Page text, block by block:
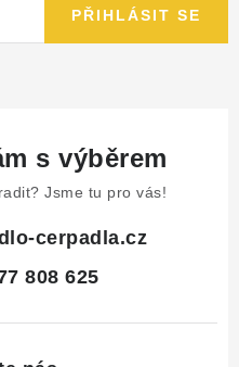
PŘIHLÁSIT SE
s výběrem
Jsme tu pro vás!
cerpadla.cz
808 625